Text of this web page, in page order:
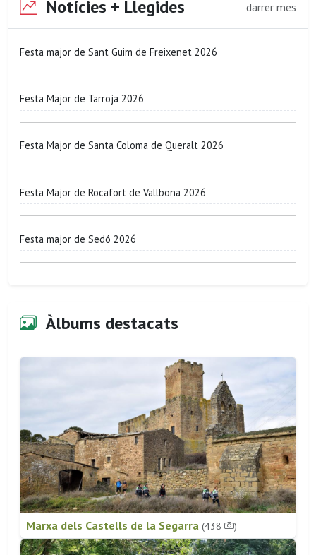
Notícies + Llegides darrer mes
Festa major de Sant Guim de Freixenet 2026
Festa Major de Tarroja 2026
Festa Major de Santa Coloma de Queralt 2026
Festa Major de Rocafort de Vallbona 2026
Festa major de Sedó 2026
Àlbums destacats
Marxa dels Castells de la Segarra (438 )